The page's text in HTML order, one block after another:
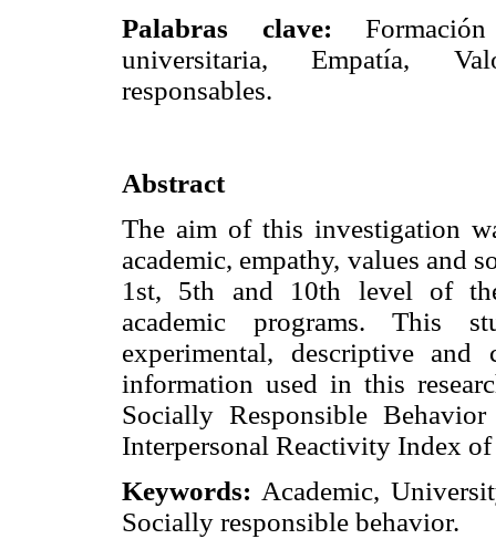
Palabras clave:
universitaria, Empatía,
responsables.
Abstract
The aim of this investigation
academic, empathy, values and
1st, 5th and 10th level of
academic programs. This
experimental, descriptive
information used in this
Socially Responsible
Interpersonal Reactivity Index of
Keywords: Academic,
Socially responsible behavior.